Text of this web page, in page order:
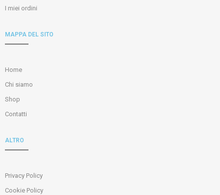
I miei ordini
MAPPA DEL SITO
Home
Chi siamo
Shop
Contatti
ALTRO
Privacy Policy
Cookie Policy